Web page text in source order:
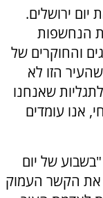
ירושלים.
הנחשפות
והחוקרים של
הזו לא
שאנחנו
אנו עומדים
של יום
את הקשר העמוק